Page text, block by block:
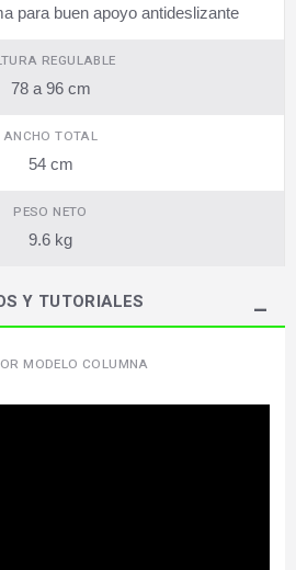
para buen apoyo antideslizante
REGULABLE
78 a 96 cm
ANCHO TOTAL
54 cm
PESO NETO
9.6 kg
Y TUTORIALES
MODELO COLUMNA